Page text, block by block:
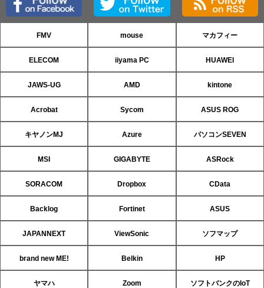
FMV mouse マカフィー
ELECOM iiyama PC HUAWEI
JAWS-UG AMD kintone
Acrobat Sycom ASUS ROG
キヤノンMJ Azure パソコンSEVEN
MSI GIGABYTE ASRock
SORACOM Dropbox CData
Backlog Fortinet ASUS
JAPANNEXT ViewSonic ソフマップ
brand new ME! Belkin HP
ヤマハ Zoom ソフトバンクのIoT